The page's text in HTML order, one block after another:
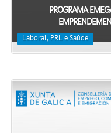
PROGRAMA
Laboral, PRL e Saúde